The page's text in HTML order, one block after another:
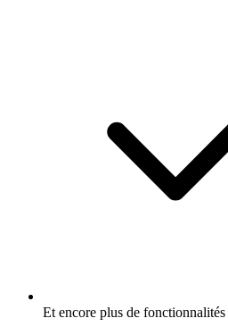
Et encore plus de fonctionnalités